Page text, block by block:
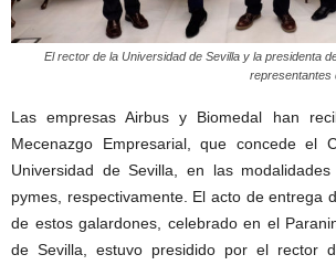
El rector de la Universidad de Sevilla y la presidenta
representantes
Las empresas Airbus y Biomedal han
Mecenazgo Empresarial, que concede el
Universidad de Sevilla, en las
pymes, respectivamente. El acto de entrega
de estos galardones, celebrado en el
de Sevilla, estuvo presidido por el rector